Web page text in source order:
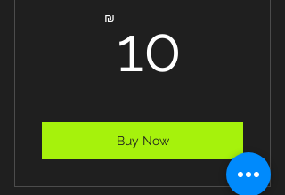
₪ 10
Buy Now